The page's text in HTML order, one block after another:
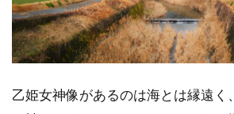
乙姫女神像があるのは海とは縁遠く